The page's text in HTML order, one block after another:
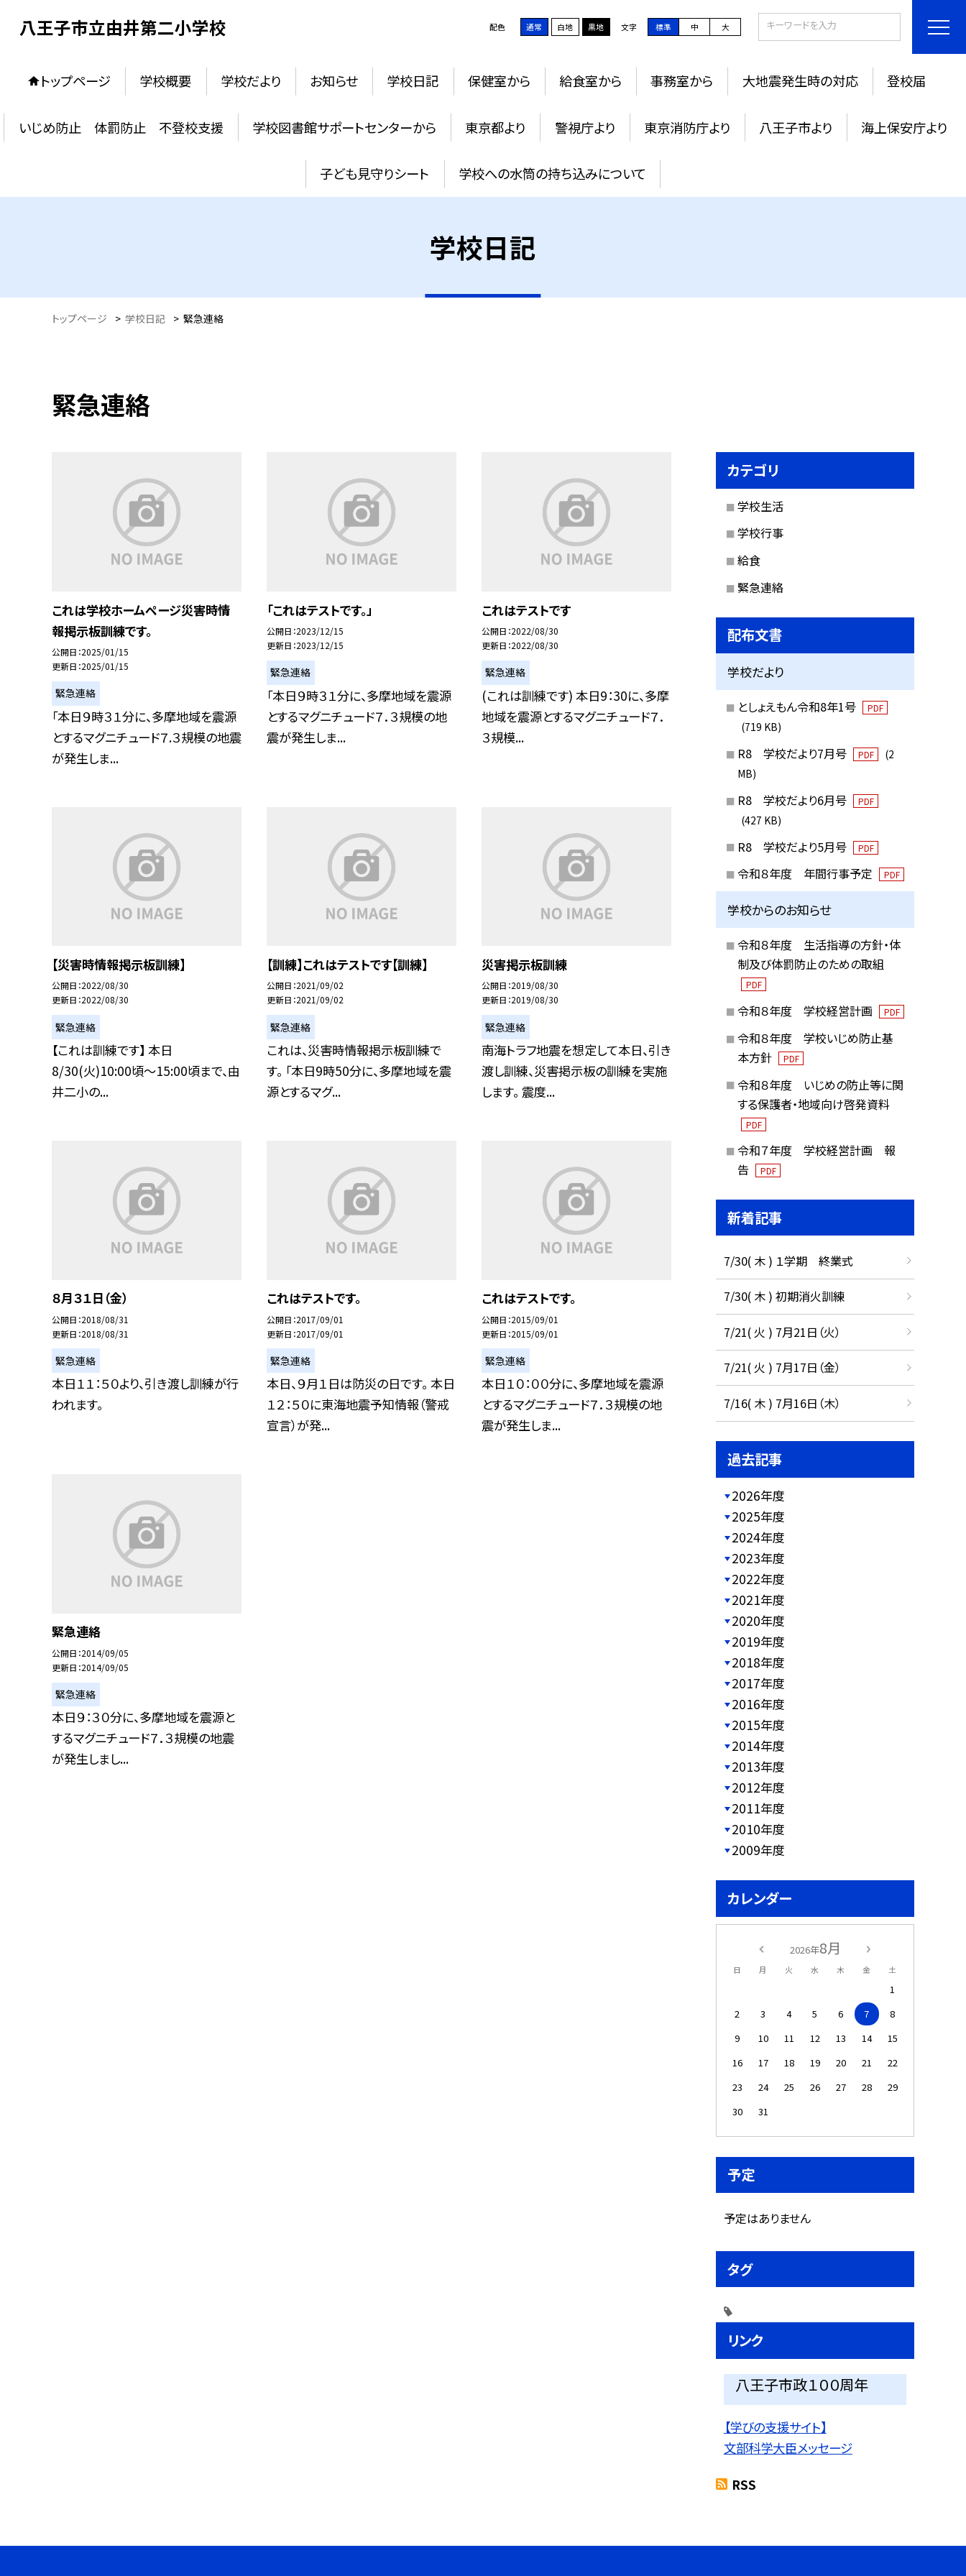
八王子市立由井第二小学校 配色 通常 白地 黒地 文字 標準 中 大
トップページ 学校概要 学校だより お知らせ 学校日記 保健室から 給食室から 事務室から 大地震発生時の対応 登校届
いじめ防止 体罰防止 不登校支援 学校図書館サポートセンターから 東京都より 警視庁より 東京消防庁より 八王子市より 海上保安庁より
子ども見守りシート 学校への水筒の持ち込みについて
学校日記
トップページ > 学校日記 > 緊急連絡
緊急連絡
これは学校ホームページ災害時情
報掲示板訓練です。
公開日 2025/01/15
更新日 2025/01/15
緊急連絡
「本日９時３１分に、多摩地域を震源
とするマグニチュード７.３規模の地震
が発生しま...
「これはテストです。」
公開日 2023/12/15
更新日 2023/12/15
緊急連絡
「本日９時３１分に、多摩地域を震源
とするマグニチュード７．３規模の地
震が発生しま...
これはテストです
公開日 2022/08/30
更新日 2022/08/30
緊急連絡
(これは訓練です) 本日9：30に、多摩
地域を震源とするマグニチュード７．
３規模...
【災害時情報掲示板訓練】
公開日 2022/08/30
更新日 2022/08/30
緊急連絡
【これは訓練です】 本日
8/30(火)10:00頃〜15:00頃まで、由
井二小の...
【訓練】これはテストです【訓練】
公開日 2021/09/02
更新日 2021/09/02
緊急連絡
これは、災害時情報掲示板訓練で
す。 「本日9時50分に、多摩地域を震
源とするマグ...
災害掲示板訓練
公開日 2019/08/30
更新日 2019/08/30
緊急連絡
南海トラフ地震を想定して本日、引き
渡し訓練、災害掲示板の訓練を実施
します。 震度...
８月３１日（金）
公開日 2018/08/31
更新日 2018/08/31
緊急連絡
本日１１：５０より、引き渡し訓練が行
われます。
これはテストです。
公開日 2017/09/01
更新日 2017/09/01
緊急連絡
本日、９月１日は防災の日です。 本日
１２：５０に東海地震予知情報（警戒
宣言）が発...
これはテストです。
公開日 2015/09/01
更新日 2015/09/01
緊急連絡
本日１０：００分に、多摩地域を震源
とするマグニチュード７．３規模の地
震が発生しま...
緊急連絡
公開日 2014/09/05
更新日 2014/09/05
緊急連絡
本日９：３０分に、多摩地域を震源と
するマグニチュード７．３規模の地震
が発生しまし...
カテゴリ
学校生活
学校行事
給食
緊急連絡
配布文書
学校だより
としょえもん令和8年1号 PDF
(719 KB)
R8 学校だより7月号 PDF
(2
MB)
R8 学校だより6月号 PDF
(427 KB)
R8 学校だより5月号 PDF
令和８年度 年間行事予定 PDF
学校からのお知らせ
令和８年度 生活指導の方針・体
制及び体罰防止のための取組
PDF
令和８年度 学校経営計画 PDF
令和８年度 学校いじめ防止基
本方針
PDF
令和８年度 いじめの防止等に関
する保護者・地域向け啓発資料
PDF
令和７年度 学校経営計画 報
告
PDF
新着記事
7/30( 木 ) １学期 終業式
7/30( 木 ) 初期消火訓練
7/21( 火 ) 7月21日（火）
7/21( 火 ) 7月17日（金）
7/16( 木 ) 7月16日（木）
過去記事
2026年度
2025年度
2024年度
2023年度
2022年度
2021年度
2020年度
2019年度
2018年度
2017年度
2016年度
2015年度
2014年度
2013年度
2012年度
2011年度
2010年度
2009年度
カレンダー
2026年8月
日 月 火 水 木 金 土
1
2
3 4 5 6 7
8
9
10 11 12 13 14
15
16
17 18 19 20 21
22
23
24 25 26 27 28
29
30
31
予定
予定はありません
タグ
リンク
八王子市政１００周年
【学びの支援サイト】
文部科学大臣メッセージ
RSS